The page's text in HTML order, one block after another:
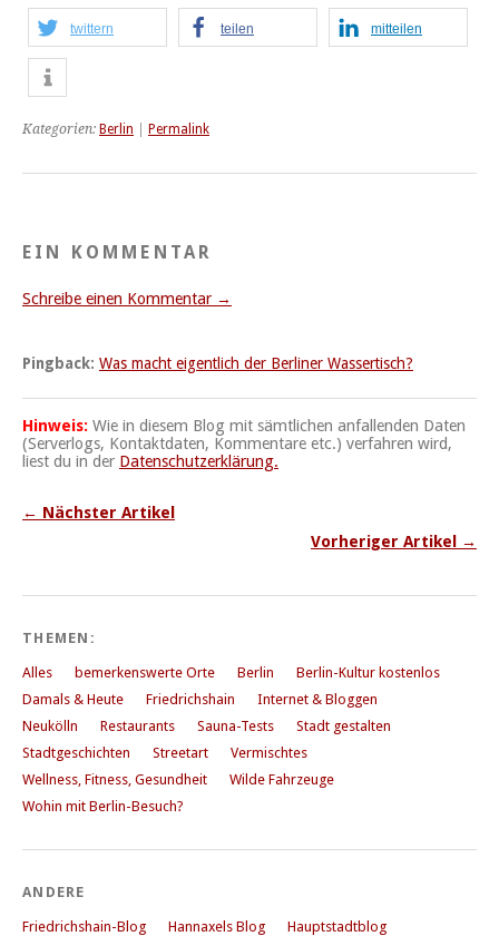
twittern teilen mitteilen
Kategorien: Berlin Permalink
EIN KOMMENTAR
Schreibe einen Kommentar →
Pingback: Was macht eigentlich der Berliner Wassertisch?
Hinweis: Wie in diesem Blog mit sämtlichen anfallenden Daten
(Serverlogs, Kontaktdaten, Kommentare etc.) verfahren wird,
liest du in der Datenschutzerklärung.
← Nächster Artikel
Vorheriger Artikel →
THEMEN:
Alles bemerkenswerte Orte Berlin
Berlin-Kultur kostenlos
Damals & Heute
Friedrichshain
Internet & Bloggen
Neukölln
Restaurants Sauna-Tests
Stadt gestalten
Stadtgeschichten
Streetart
Vermischtes
Wellness, Fitness, Gesundheit
Wilde Fahrzeuge
Wohin mit Berlin-Besuch?
ANDERE
Friedrichshain-Blog Hannaxels Blog
Hauptstadtblog